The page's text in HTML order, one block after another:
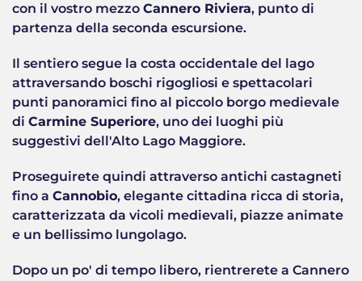
con il vostro mezzo Cannero Riviera, punto di
partenza della seconda escursione.
Il sentiero segue la costa occidentale del lago
attraversando boschi rigogliosi e spettacolari
punti panoramici fino al piccolo borgo medievale
di Carmine Superiore, uno dei luoghi più
suggestivi dell'Alto Lago Maggiore.
Proseguirete quindi attraverso antichi castagneti
fino a Cannobio, elegante cittadina ricca di storia,
caratterizzata da vicoli medievali, piazze animate
e un bellissimo lungolago.
Dopo un po' di tempo libero, rientrerete a Cannero